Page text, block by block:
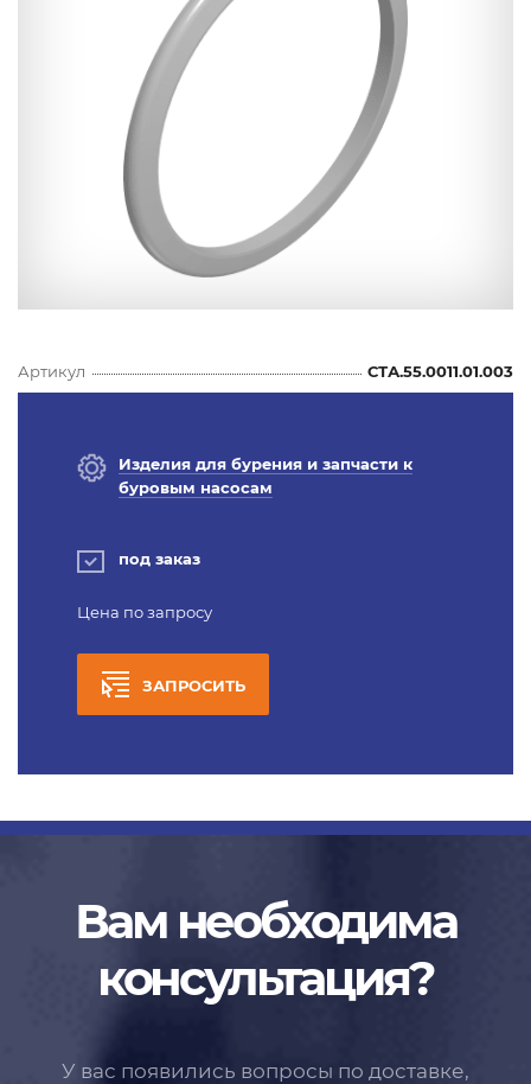
Артикул СТА.55.0011.01.003
Изделия для бурения и запчасти к
буровым насосам
под заказ
Цена по запросу
ЗАПРОСИТЬ
Вам необходима
консультация?
У вас появились вопросы по доставке,